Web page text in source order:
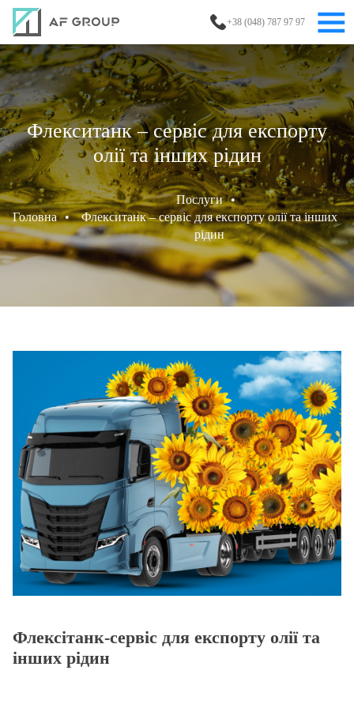
+38 (048) 787 97 97
Флекситанк – сервіс для експорту
олії та інших рідин
Головна •
Послуги •
Флекситанк – сервіс для експорту олії та інших
рідин
Флексітанк-сервіс для експорту олії та
інших рідин